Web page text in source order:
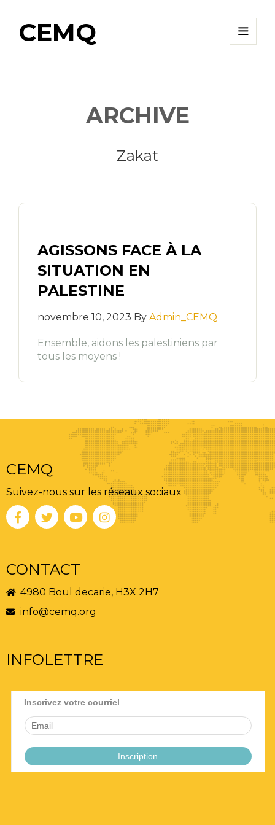
CEMQ
ARCHIVE
Zakat
AGISSONS FACE À LA
SITUATION EN
PALESTINE
novembre 10, 2023 By Admin_CEMQ
Ensemble, aidons les palestiniens par
tous les moyens !
CEMQ
Suivez-nous sur les réseaux sociaux
CONTACT
4980 Boul decarie, H3X 2H7
info@cemq.org
INFOLETTRE